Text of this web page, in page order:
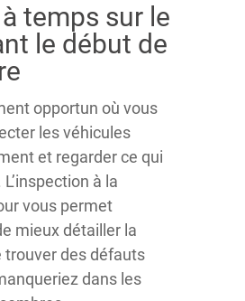
temps sur le
le début de
opportun où vous
les véhicules
et regarder ce qui
à la
vous permet
mieux détailler la
trouver des défauts
dans les